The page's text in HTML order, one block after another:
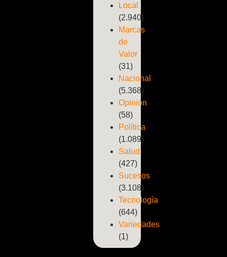
Local
(2.940)
Marcas
de
Valor
(31)
Nacional
(5.368)
Opinión
(58)
Política
(1.089)
Salud
(427)
Sucesos
(3.108)
Tecnología
(644)
Variedades
(1)